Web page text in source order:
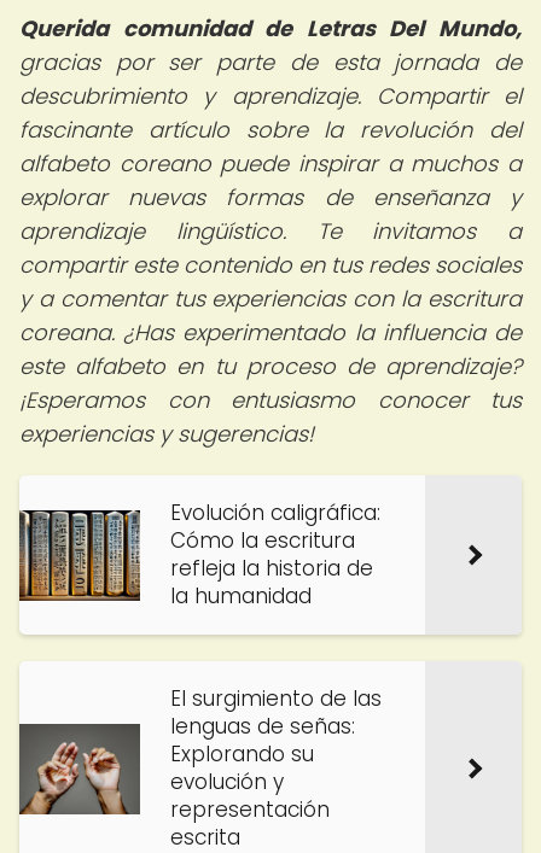
Querida comunidad de Letras Del Mundo,
gracias por ser parte de esta jornada de
descubrimiento y aprendizaje. Compartir el
fascinante artículo sobre la revolución del
alfabeto coreano puede inspirar a muchos a
explorar nuevas formas de enseñanza y
aprendizaje lingüístico. Te invitamos a
compartir este contenido en tus redes sociales
y a comentar tus experiencias con la escritura
coreana. ¿Has experimentado la influencia de
este alfabeto en tu proceso de aprendizaje?
¡Esperamos con entusiasmo conocer tus
experiencias y sugerencias!
Evolución caligráfica:
Cómo la escritura
refleja la historia de
la humanidad
El surgimiento de las
lenguas de señas:
Explorando su
evolución y
representación
escrita